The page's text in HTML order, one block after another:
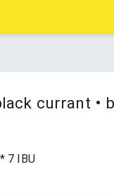
currant •
7 IBU